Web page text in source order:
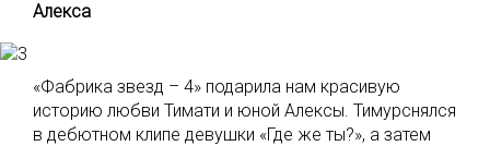
Алекса
«Фабрика звезд – 4» подарила нам красивую
историю любви Тимати и юной Алексы. Тимурснялся
в дебютном клипе девушки «Где же ты?», а затем